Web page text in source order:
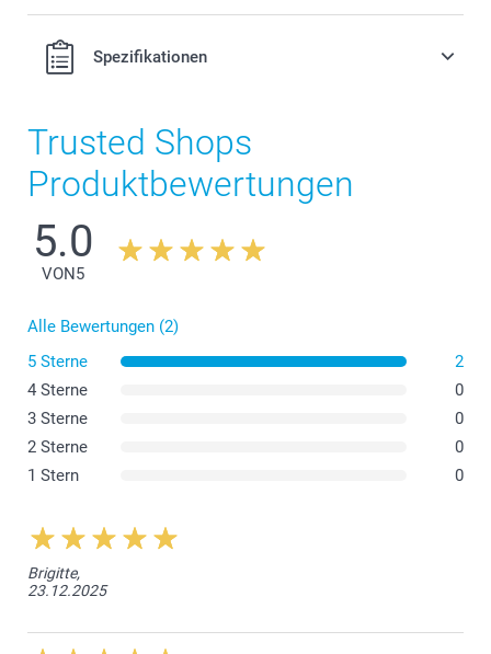
Spezifikationen
Trusted Shops
Produktbewertungen
5.0
VON5
Alle Bewertungen (2)
5 Sterne
2
4 Sterne
0
3 Sterne
0
2 Sterne
0
1 Stern
0
Brigitte,
23.12.2025